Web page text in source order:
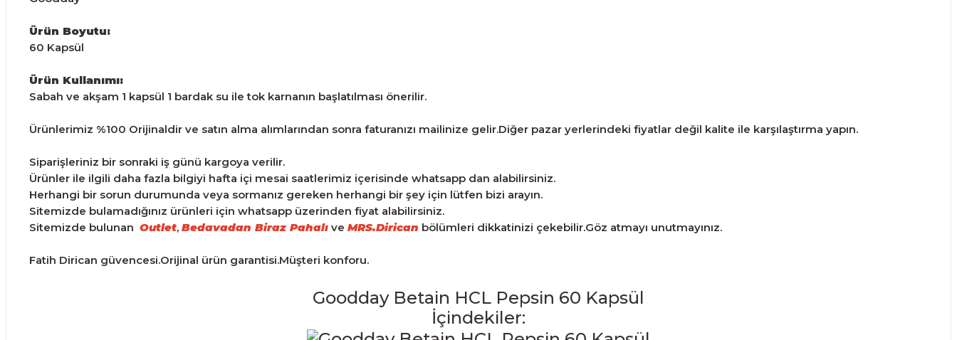
Ürün Boyutu:
60 Kapsül
Ürün Kullanımı:
Sabah ve akşam 1 kapsül 1 bardak su ile tok karnanın başlatılması önerilir.
Ürünlerimiz %100 Orijinaldir ve satın alma alımlarından sonra faturanızı mailinize gelir.Diğer pazar yerlerindeki fiyatlar değil kalite ile karşılaştırma yapın.
Siparişleriniz bir sonraki iş günü kargoya verilir.
Ürünler ile ilgili daha fazla bilgiyi hafta içi mesai saatlerimiz içerisinde whatsapp dan alabilirsiniz.
Herhangi bir sorun durumunda veya sormanız gereken herhangi bir şey için lütfen bizi arayın.
Sitemizde bulamadığınız ürünleri için whatsapp üzerinden fiyat alabilirsiniz.
Sitemizde bulunan Outlet, Bedavadan Biraz Pahalı ve MRS.Dirican bölümleri dikkatinizi çekebilir.Göz atmayı unutmayınız.
Fatih Dirican güvencesi.Orijinal ürün garantisi.Müşteri konforu.
Goodday Betain HCL Pepsin 60 Kapsül
İçindekiler: